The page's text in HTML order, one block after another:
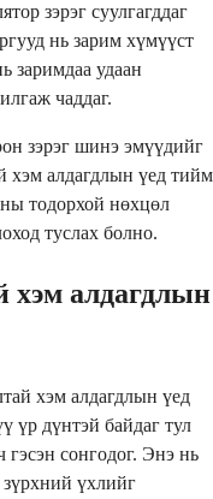
зэрэг суулгагддаг
нь зарим хүмүүст
заримдаа удаан
чаддаг.
зэрэг шинэ эмүүдийг
хэм алдагдлын үед тийм
тодорхой нөхцөл
туслах болно.
хэм алдагдлын
хэм алдагдлын үед
үр дүнтэй байдаг тул
сонгодог. Энэ нь
зүрхний үхлийг